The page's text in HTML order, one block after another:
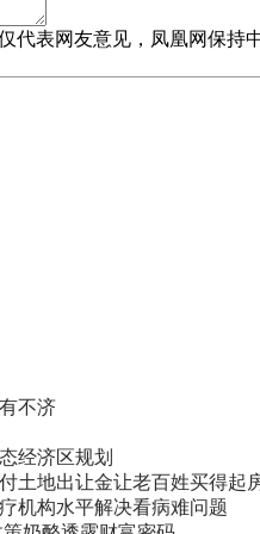
代表网友意见，凤凰网保持中
不济
经济区规划
土地出让金让老百姓买得起
机构水平解决看病难问题